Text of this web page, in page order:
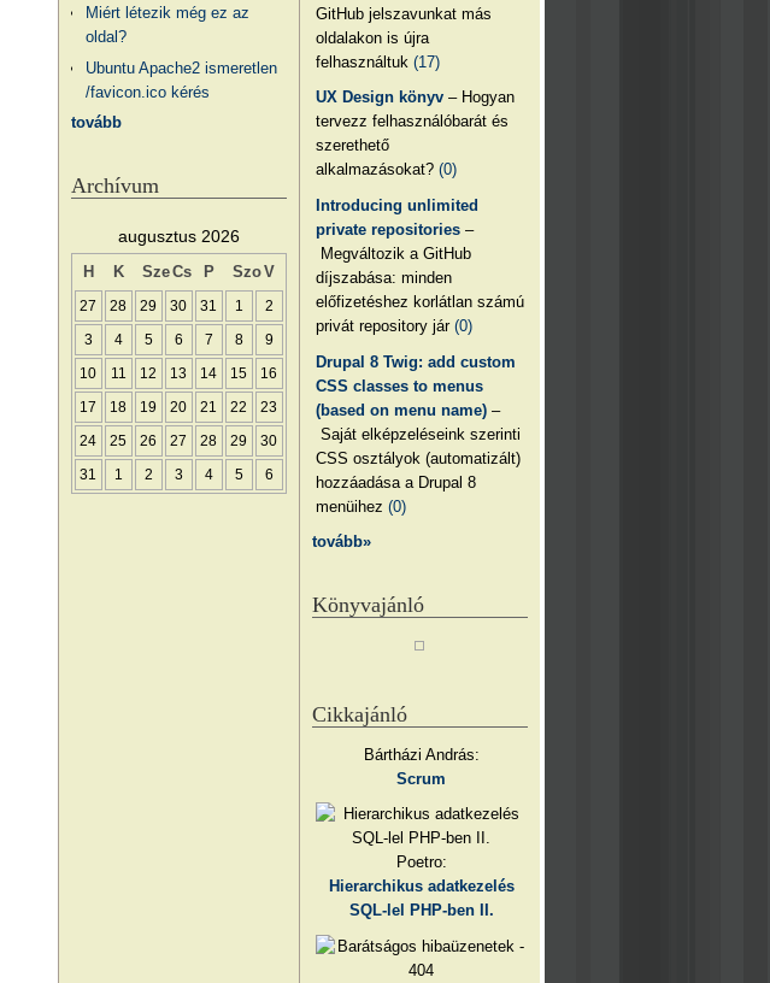
GitHub jelszavunkat más
oldalakon is újra
felhasználtuk(17)
UX Design könyv – Hogyan
tervezz felhasználóbarát és
szerethető
alkalmazásokat?(0)
Introducing unlimited
private repositories –
Megváltozik a GitHub
díjszabása: minden
előfizetéshez korlátlan számú
privát repository jár(0)
Drupal 8 Twig: add custom
CSS classes to menus
(based on menu name) –
Saját elképzeléseink szerinti
CSS osztályok (automatizált)
hozzáadása a Drupal 8
menüihez(0)
tovább»
Könyvajánló
Cikkajánló
Bártházi András:
Scrum
Poetro:
Hierarchikus adatkezelés
SQL-lel PHP-ben II.
Miért létezik még ez az
oldal?
Ubuntu Apache2 ismeretlen
/favicon.ico kérés
tovább
Archívum
augusztus 2026
H K SzeCs P SzoV
27 28 29 30 31 1 2
3 4 5 6 7 8 9
10 11 12 13 14 15 16
17 18 19 20 21 22 23
24 25 26 27 28 29 30
31 1 2 3 4 5 6